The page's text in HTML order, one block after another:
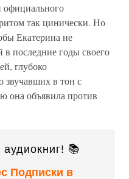
официального
так цинически. Но
Екатерина не
последние годы своего
глубоко
звучавших в тон с
она объявила против
📚
Подписки в